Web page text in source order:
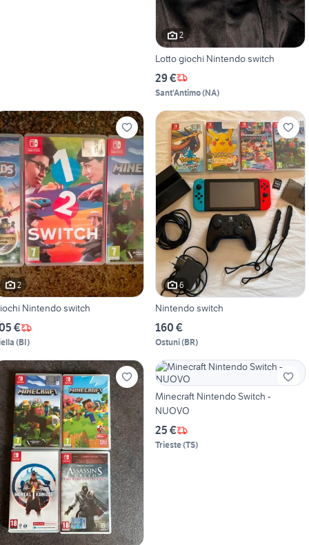
2
Lotto giochi Nintendo switch
29 €
Sant'Antimo(NA)
2
Nintendo switch
€
(BI)
6
Nintendo switch
160 €
Ostuni(BR)
Minecraft Nintendo Switch -
NUOVO
25 €
Trieste(TS)